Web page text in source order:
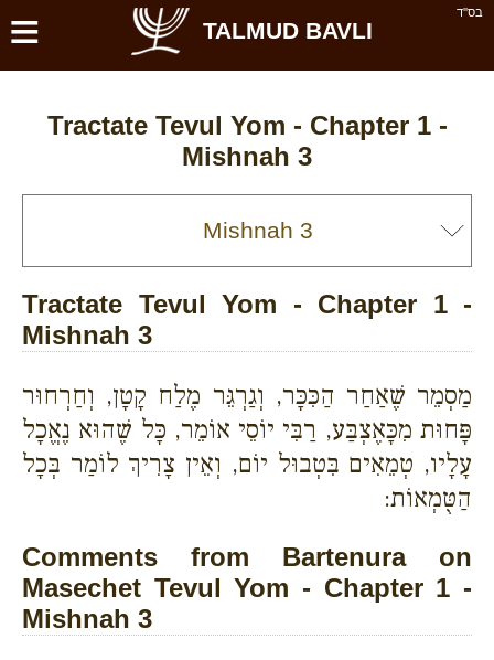
בס''ד ≡ TALMUD BAVLI
Tractate Tevul Yom - Chapter 1 -
Mishnah 3
Tractate Tevul Yom - Chapter 1 -
Mishnah 3
מַסְמֵר שֶׁאַחַר הַכִּכָּר, וְגַרְגֵּר מֶלַח קָטָן, וְחַרְחוּר
פָּחוּת מִכָּאֶצְבַּע, רַבִּי יוֹסֵי אוֹמֵר, כָּל שֶׁהוּא נֶאֱכָל
עָלָיו, טְמֵאִים בִּטְבוּל יוֹם, וְאֵין צָרִיךְ לוֹמַר בְּכָל
הַטֻּמְאוֹת:
Comments from Bartenura on
Masechet Tevul Yom - Chapter 1 -
Mishnah 3